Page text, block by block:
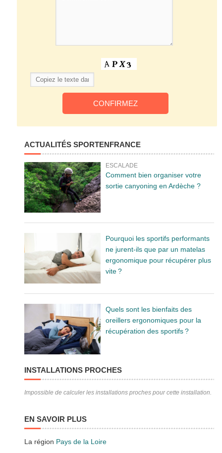
ACTUALITÉS SPORTENFRANCE
ESCALADE
Comment bien organiser votre
sortie canyoning en Ardèche ?
Pourquoi les sportifs performants
ne jurent-ils que par un matelas
ergonomique pour récupérer plus
vite ?
Quels sont les bienfaits des
oreillers ergonomiques pour la
récupération des sportifs ?
INSTALLATIONS PROCHES
Impossible de calculer les installations proches pour cette installation.
EN SAVOIR PLUS
La région Pays de la Loire